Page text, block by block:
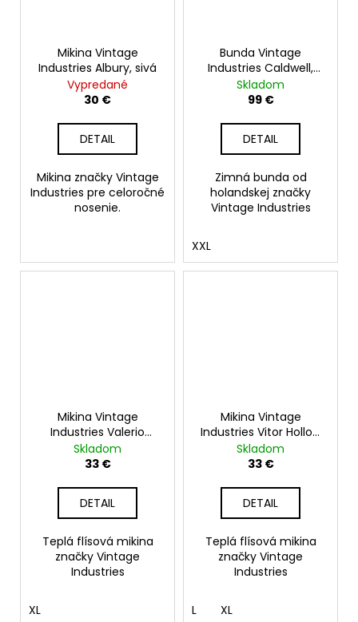
Mikina Vintage
Industries Albury, sivá
Vypredané
30 €
DETAIL
Mikina značky Vintage
Industries pre celoročné
nosenie.
Bunda Vintage
Industries Caldwell,
čierna
Skladom
99 €
DETAIL
Zimná bunda od
holandskej značky
Vintage Industries
XXL
Mikina Vintage
Industries Valerio
Hollow Fibre Fleece, fir
green
Skladom
33 €
DETAIL
Teplá flísová mikina
značky Vintage
Industries
XL
Mikina Vintage
Industries Vitor Hollow
Fibre Fleece, čierna
Skladom
33 €
DETAIL
Teplá flísová mikina
značky Vintage
Industries
L XL